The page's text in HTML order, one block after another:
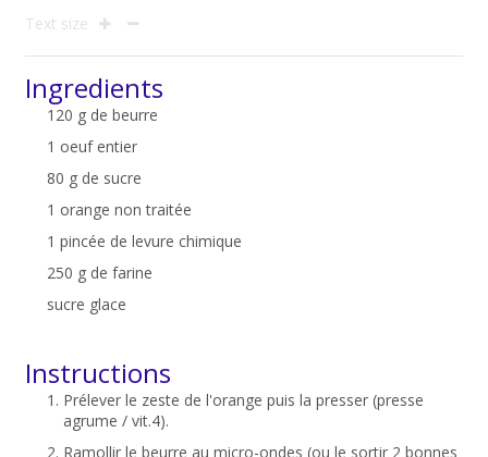
Text size
Ingredients
120 g de beurre
1 oeuf entier
80 g de sucre
1 orange non traitée
1 pincée de levure chimique
250 g de farine
sucre glace
Instructions
Prélever le zeste de l'orange puis la presser (presse
agrume / vit.4).
Ramollir le beurre au micro-ondes (ou le sortir 2 bonnes